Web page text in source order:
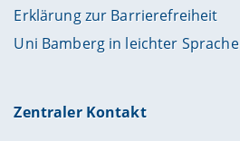
Erklärung zur Barrierefreiheit
Uni Bamberg in leichter Sprache
Zentraler Kontakt